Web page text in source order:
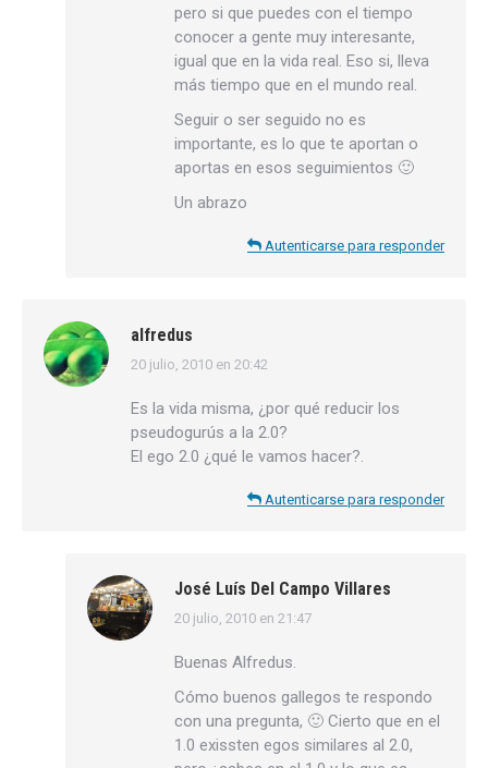
pero si que puedes con el tiempo
conocer a gente muy interesante,
igual que en la vida real. Eso si, lleva
más tiempo que en el mundo real.
Seguir o ser seguido no es
importante, es lo que te aportan o
aportas en esos seguimientos 🙂
Un abrazo
Autenticarse para responder
alfredus
dice:
20 julio, 2010 en 20:42
Es la vida misma, ¿por qué reducir los
pseudogurús a la 2.0?
El ego 2.0 ¿qué le vamos hacer?.
Autenticarse para responder
José Luís Del Campo Villares
dice:
20 julio, 2010 en 21:47
Buenas Alfredus.
Cómo buenos gallegos te respondo
con una pregunta, 🙂 Cierto que en el
1.0 exissten egos similares al 2.0,